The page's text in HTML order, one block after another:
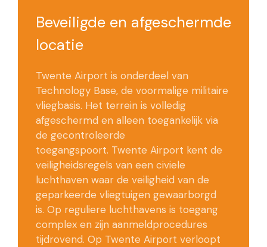
Beveiligde en afgeschermde
locatie
Twente Airport is onderdeel van
Technology Base, de voormalige militaire
vliegbasis. Het terrein is volledig
afgeschermd en alleen toegankelijk via
de gecontroleerde
toegangspoort. Twente Airport kent de
veiligheidsregels van een civiele
luchthaven waar de veiligheid van de
geparkeerde vliegtuigen gewaarborgd
is. Op reguliere luchthavens is toegang
complex en zijn aanmeldprocedures
tijdrovend. Op Twente Airport verloopt